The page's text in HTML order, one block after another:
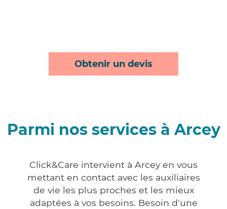
Obtenir un devis
Parmi nos services à Arcey
Click&Care intervient à Arcey en vous
mettant en contact avec les auxiliaires
de vie les plus proches et les mieux
adaptées à vos besoins. Besoin d'une